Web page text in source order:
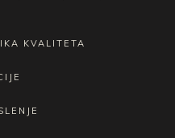
KVALITETA